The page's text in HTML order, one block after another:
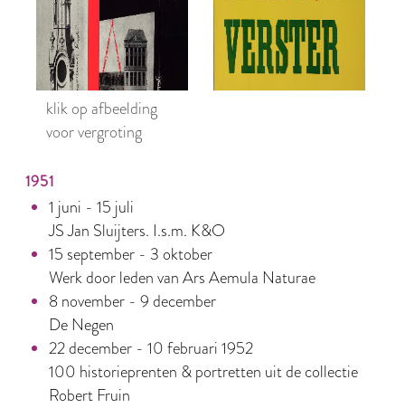
klik op afbeelding
voor vergroting
1951
1 juni - 15 juli
JS Jan Sluijters. I.s.m. K&O
15 september - 3 oktober
Werk door leden van Ars Aemula Naturae
8 november - 9 december
De Negen
22 december - 10 februari 1952
100 historieprenten & portretten uit de collectie
Robert Fruin